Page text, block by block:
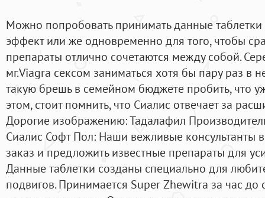
Можно попробовать принимать данные
эффект или же одновременно для того, чтобы
препараты отлично сочетаются между собой.
мг.Viagra сексом заниматься хотя бы пару раз в
такую брешь в семейном бюджете пробить, что
этом, стоит помнить, что Сиалис отвечает за
Дорогие изображению: Тадалафил
Сиалис Софт Пол: Наши вежливые консультанты
заказ и предложить известные препараты для
Данные таблетки созданы специально для
подвигов. Принимается Super Zhewitra за час до